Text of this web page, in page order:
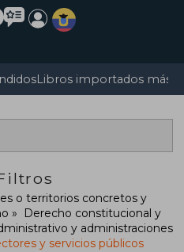
Libros importados más
o territorios concretos y
Derecho constitucional y
y administraciones
y servicios públicos